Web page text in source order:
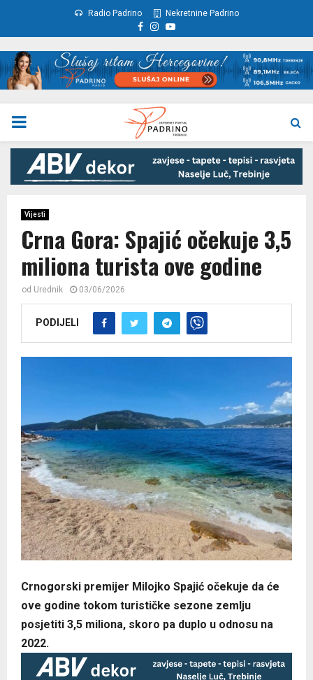
Radio Padrino Nekretnine Padrino
Facebook
Instagram
Youtube
PRIMARY
MENU
Vijesti
Crna Gora: Spajić očekuje 3,5
miliona turista ove godine
od Urednik 03/06/2026
PODIJELI
Crnogorski premijer Milojko Spajić očekuje da će
ove godine tokom turističke sezone zemlju
posjetiti 3,5 miliona, skoro pa duplo u odnosu na
2022.